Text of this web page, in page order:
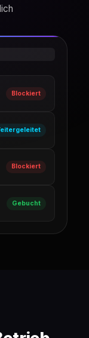
Blockiert
Blockiert
Gebucht